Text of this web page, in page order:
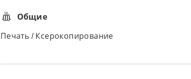
Общие
Печать / Ксерокопирование